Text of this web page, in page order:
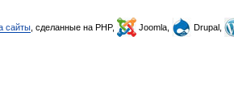
сайты , сделанные на PHP, Joomla, Drupal,